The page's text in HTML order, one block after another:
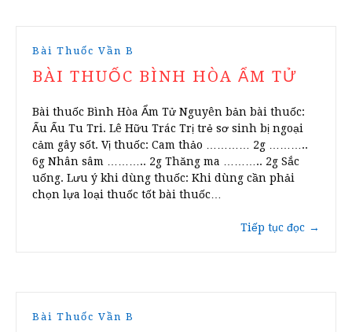
Bài Thuốc Vần B
BÀI THUỐC BÌNH HÒA ẨM TỬ
Bài thuốc Bình Hòa Ẩm Tử Nguyên bản bài thuốc:
Ấu Ấu Tu Tri. Lê Hữu Trác Trị trẻ sơ sinh bị ngoại
cảm gây sốt. Vị thuốc: Cam thảo ………… 2g ………..
6g Nhân sâm ……….. 2g Thăng ma ……….. 2g Sắc
uống. Lưu ý khi dùng thuốc: Khi dùng cần phải
chọn lựa loại thuốc tốt bài thuốc…
Tiếp tục đọc →
Bài Thuốc Vần B